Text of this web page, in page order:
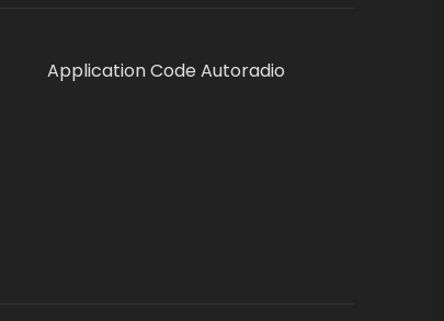
Application Code Autoradio